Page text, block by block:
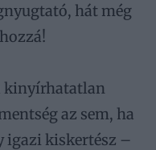
hát még
kinyírhatatlan
az sem, ha
igazi kiskertész –